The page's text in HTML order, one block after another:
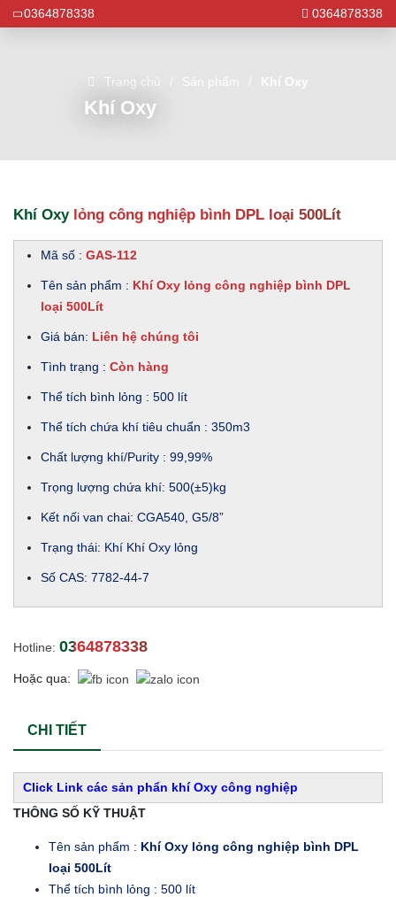
0364878338 0364878338
Trang chủ Sản phẩm Khí Oxy
Khí Oxy
Khí Oxy lỏng công nghiệp bình DPL loại 500Lít
Mã số : GAS-112
Tên sản phẩm : Khí Oxy lỏng công nghiệp bình DPL
loại 500Lít
Giá bán: Liên hệ chúng tôi
Tình trạng : Còn hàng
Thể tích bình lỏng : 500 lít
Thể tích chứa khí tiêu chuẩn : 350m3
Chất lượng khí/Purity : 99,99%
Trọng lượng chứa khí: 500(±5)kg
Kết nối van chai: CGA540, G5/8”
Trạng thái: Khí Khí Oxy lỏng
Số CAS: 7782-44-7
Hotline: 0364878338
Hoặc qua:
CHI TIẾT
Click Link các sản phẩn khí Oxy công nghiệp
THÔNG SỐ KỸ THUẬT
Tên sản phẩm : Khí Oxy lỏng công nghiệp bình DPL
loại 500Lít
Thể tích bình lỏng : 500 lít